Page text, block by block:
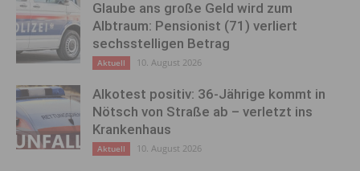
Glaube ans große Geld wird zum
Albtraum: Pensionist (71) verliert
sechsstelligen Betrag
Aktuell 10. August 2026
Alkotest positiv: 36-Jährige kommt in
Nötsch von Straße ab – verletzt ins
Krankenhaus
Aktuell 10. August 2026